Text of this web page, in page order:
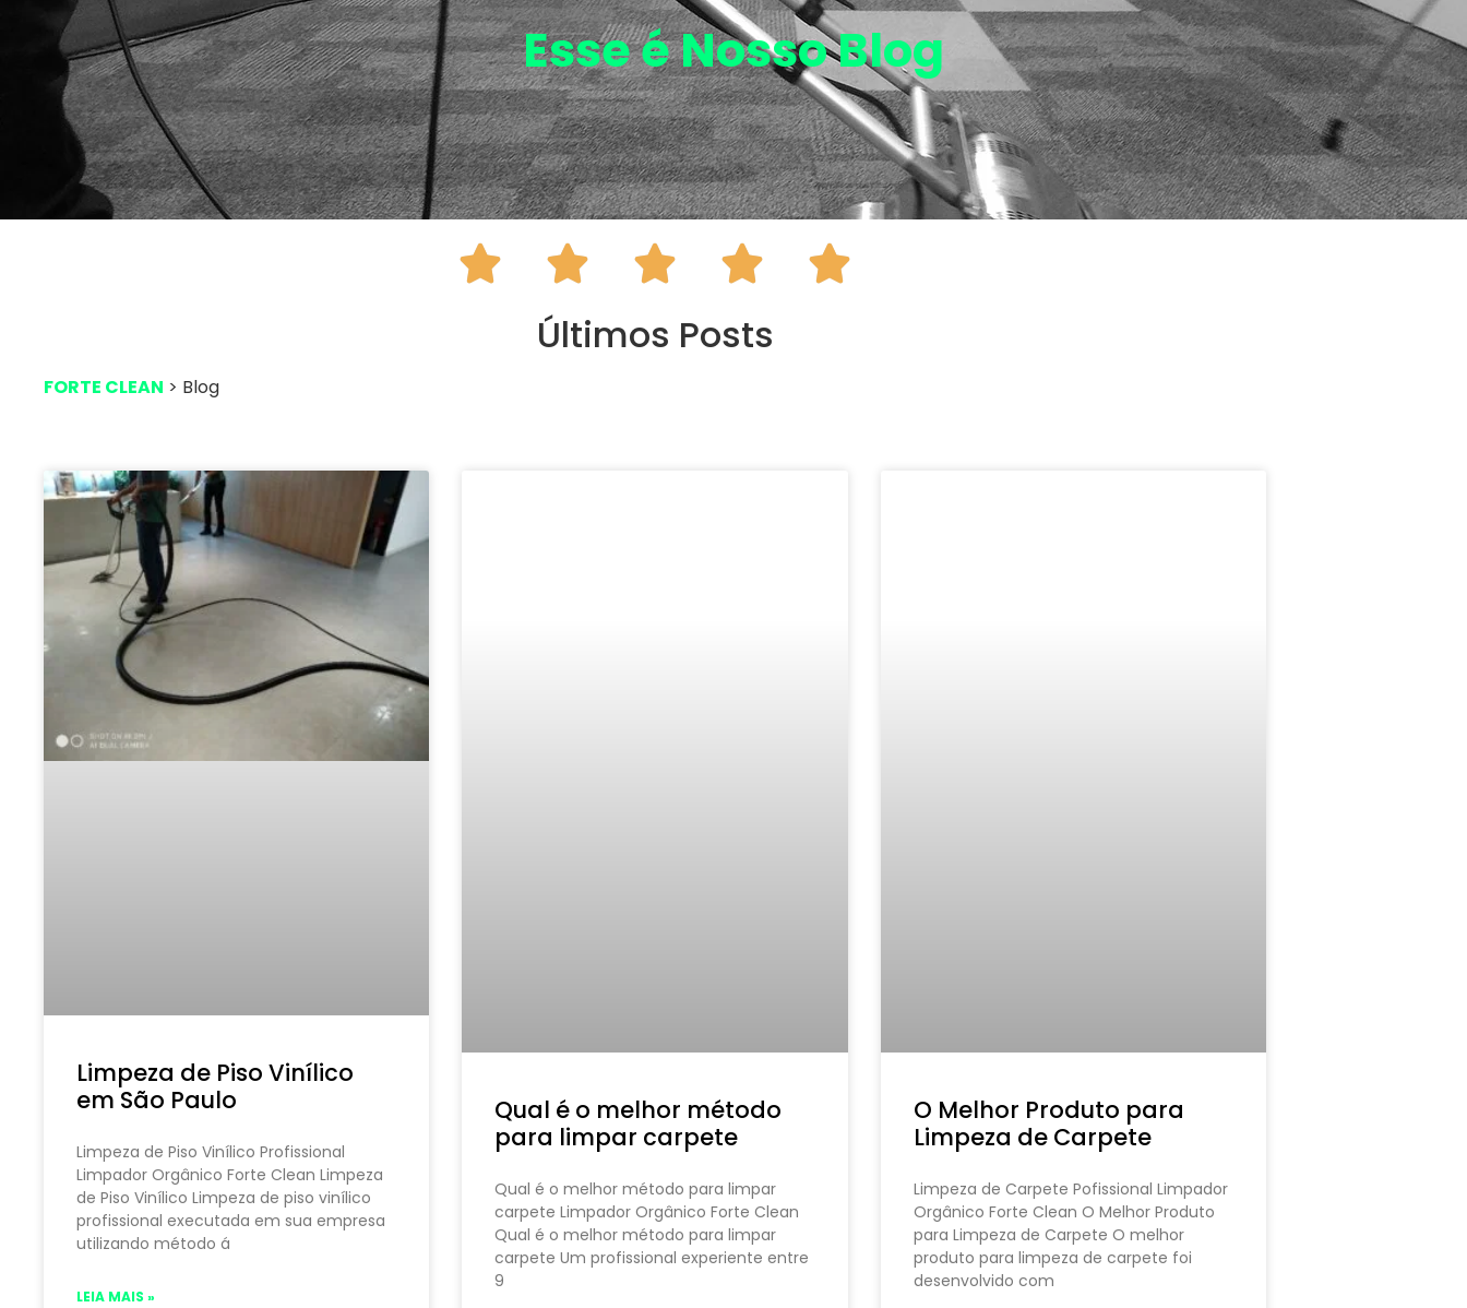
Esse é NossoBlog
    
Últimos Posts
FORTE CLEAN > Blog
Limpeza de Piso Vinílico
em São Paulo
Limpeza de Piso Vinílico Profissional
Limpador Orgânico Forte Clean Limpeza
de Piso Vinílico Limpeza de piso vinílico
profissional executada em sua empresa
utilizando método á
LEIA MAIS »
Qual é o melhor método
para limpar carpete
Qual é o melhor método para limpar
carpete Limpador Orgânico Forte Clean
Qual é o melhor método para limpar
carpete Um profissional experiente entre
9
O Melhor Produto para
Limpeza de Carpete
Limpeza de Carpete Pofissional Limpador
Orgânico Forte Clean O Melhor Produto
para Limpeza de Carpete O melhor
produto para limpeza de carpete foi
desenvolvido com